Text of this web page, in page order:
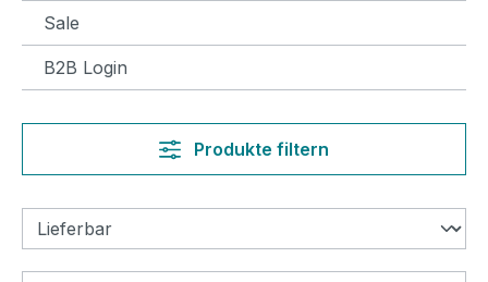
Sale
B2B Login
Produkte filtern